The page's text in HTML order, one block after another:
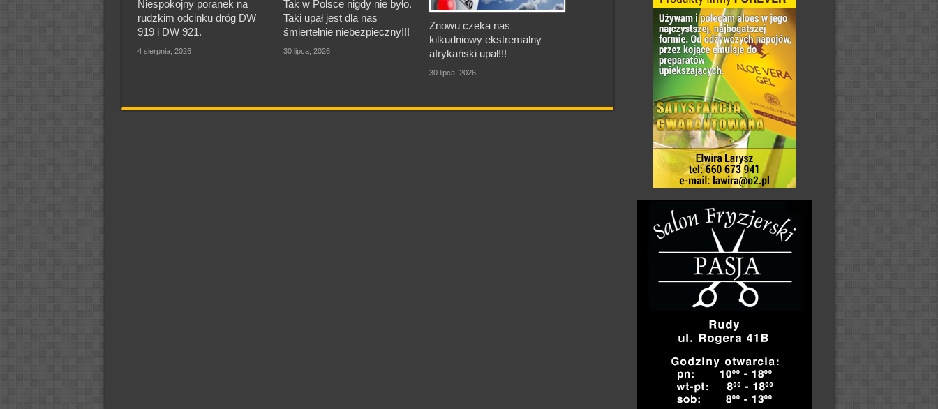
Niespokojny poranek na
rudzkim odcinku dróg DW
919 i DW 921.
4 sierpnia, 2026
Tak w Polsce nigdy nie było.
Taki upał jest dla nas
śmiertelnie niebezpieczny!!!
30 lipca, 2026
Znowu czeka nas
kilkudniowy ekstremalny
afrykański upał!!!
30 lipca, 2026